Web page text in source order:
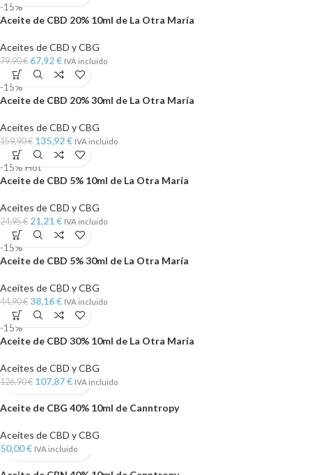
-15%
Aceite de CBD 20% 10ml de La Otra María
Aceites de CBD y CBG
79,90€ 67,92€ IVA incluido
-15%
Aceite de CBD 20% 30ml de La Otra María
Aceites de CBD y CBG
159,90€ 135,92€ IVA incluido
-15% Hot
Aceite de CBD 5% 10ml de La Otra María
Aceites de CBD y CBG
24,95€ 21,21€ IVA incluido
-15%
Aceite de CBD 5% 30ml de La Otra María
Aceites de CBD y CBG
44,90€ 38,16€ IVA incluido
-15%
Aceite de CBD 30% 10ml de La Otra María
Aceites de CBD y CBG
126,90€ 107,87€ IVA incluido
Aceite de CBG 40% 10ml de Canntropy
Aceites de CBD y CBG
50,00€ IVA incluido